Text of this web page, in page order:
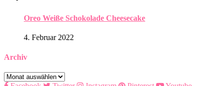
Oreo Weiße Schokolade Cheesecake
4. Februar 2022
Archiv
Archiv